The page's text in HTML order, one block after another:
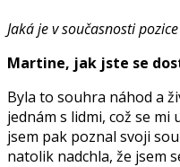
Jaká je v současnosti
Martine, jak jste se
Byla to souhra náhod a
jednám s lidmi, což se
jsem pak poznal svoji
natolik nadchla, že jsem